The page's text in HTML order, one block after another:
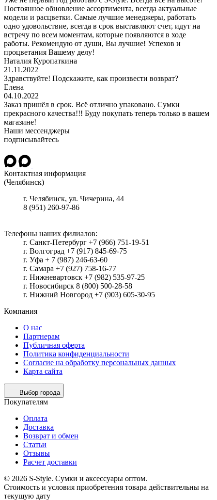
Постоянное обновление ассортимента, всегда актуальные
модели и расцветки. Самые лучшие менеджеры, работать
одно удовольствие, всегда в срок выставляют счет, идут на
встречу по всем моментам, которые появляются в ходе
работы. Рекомендую от души, Вы лучшие! Успехов и
процветания Вашему делу!
Наталия Куропаткина
21.11.2022
Здравствуйте! Подскажите, как произвести возврат?
Елена
04.10.2022
Заказ пришёл в срок. Всё отлично упаковано. Сумки
прекрасного качества!!! Буду покупать теперь только в вашем
магазине!
Наши мессенджеры
подписывайтесь
Контактная информация
(Челябинск)
г. Челябинск, ул. Чичерина, 44
8 (951) 260-97-86
Телефоны наших филиалов:
г. Санкт-Петербург +7 (966) 751-19-51
г. Волгоград +7 (917) 845-69-75
г. Уфа + 7 (987) 246-63-60
г. Самара +7 (927) 758-16-77
г. Нижневартовск +7 (982) 535-97-25
г. Новосибирск 8 (800) 500-28-58
г. Нижний Новгород +7 (903) 605-30-95
Компания
О нас
Партнерам
Публичная оферта
Политика конфиденциальности
Согласие на обработку персональных данных
Карта сайта
Выбор города
Покупателям
Оплата
Доставка
Возврат и обмен
Статьи
Отзывы
Расчет доставки
© 2026 S-Style. Сумки и аксессуары оптом.
Cтоимость и условия приобретения товара действительны на
текущую дату